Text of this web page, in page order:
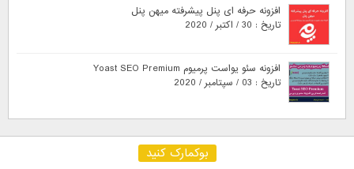
افزونه حرفه ای پنل پیشرفته میهن پنل
تاریخ : 30 / اکتبر / 2020
افزونه سئو یواست پرمیوم Yoast SEO Premium
تاریخ : 03 / سپتامبر / 2020
بوکمارک کنید